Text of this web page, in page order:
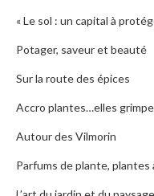
« Le sol : un capital à
Potager, saveur et beauté
Sur la route des épices
Accro plantes…elles
Autour des Vilmorin
Parfums de plante, plantes